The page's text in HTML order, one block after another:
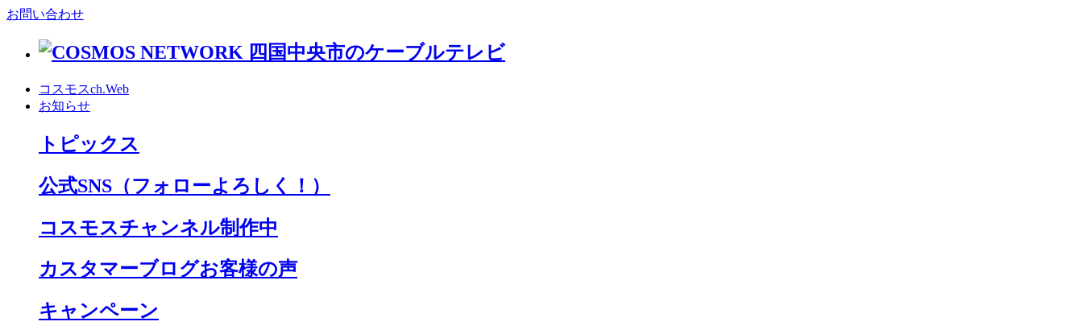
お問い合わせ
コスモスch.Web
お知らせ
トピックス
公式SNS （フォローよろしく！）
コスモスチャンネル制作中
カスタマーブログお客様の声
キャンペーン